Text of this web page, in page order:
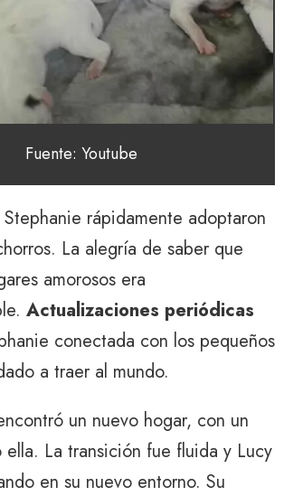
Fuente: Youtube
rápidamente adoptaron
La alegría de saber que
amorosos era
Actualizaciones periódicas
conectada con los pequeños
a traer al mundo.
un nuevo hogar, con un
ella. La transición fue fluida y Lucy
en su nuevo entorno. Su